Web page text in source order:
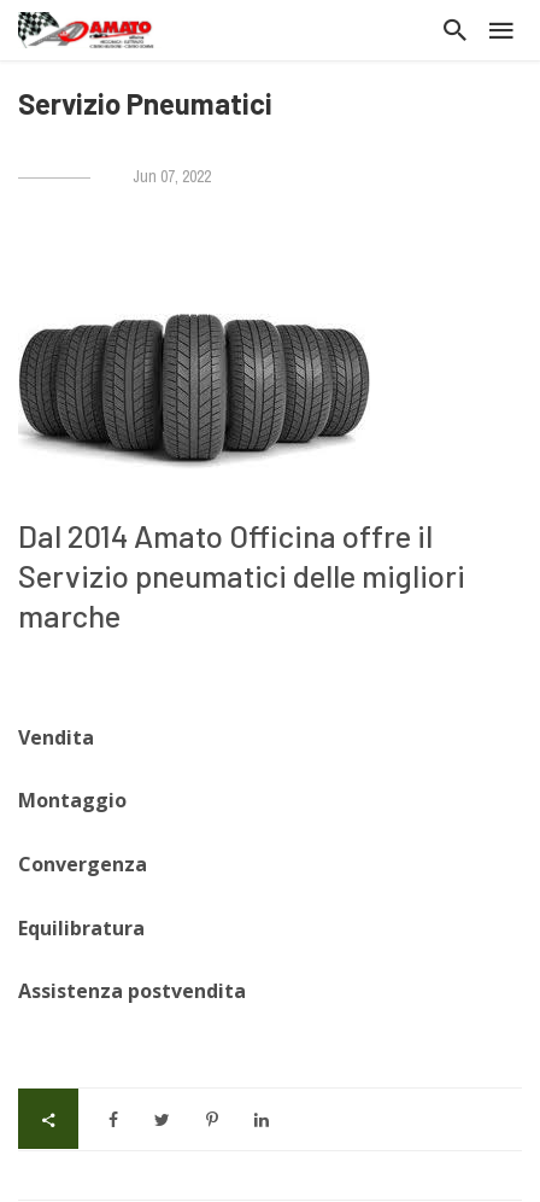
Servizio Pneumatici
Jun 07, 2022
Dal 2014 Amato Officina offre il
Servizio pneumatici delle migliori
marche
Vendita
Montaggio
Convergenza
Equilibratura
Assistenza postvendita